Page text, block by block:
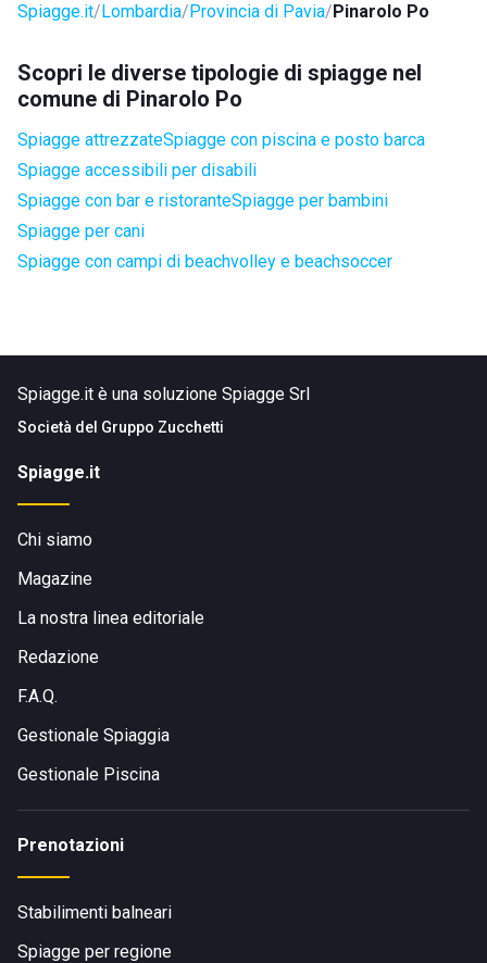
Spiagge.it Lombardia Provincia di Pavia Pinarolo Po
Scopri le diverse tipologie di spiagge nel
comune di Pinarolo Po
Spiagge attrezzateSpiagge con piscina e posto barca
Spiagge accessibili per disabili
Spiagge con bar e ristoranteSpiagge per bambini
Spiagge per cani
Spiagge con campi di beachvolley e beachsoccer
Spiagge.it è una soluzione Spiagge Srl
Società del Gruppo Zucchetti
Spiagge.it
Chi siamo
Magazine
La nostra linea editoriale
Redazione
F.A.Q.
Gestionale Spiaggia
Gestionale Piscina
Prenotazioni
Stabilimenti balneari
Spiagge per regione